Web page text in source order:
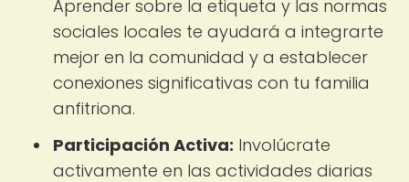
Aprender sobre la etiqueta y las normas
sociales locales te ayudará a integrarte
mejor en la comunidad y a establecer
conexiones significativas con tu familia
anfitriona.
Participación Activa: Involúcrate
activamente en las actividades diarias